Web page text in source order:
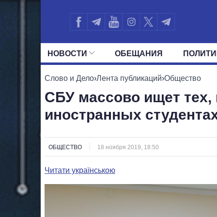
НОВОСТИ ОБЕЩАНИЯ
ВСЕ ПОЛИТИКИ ПРЕЗИДЕНТ И
Слово и Дело›Лента публикаций›Общество
СБУ массово ищет тех,
иностранных
ОБЩЕСТВО 18 ноября 2019, 18:50
Читати українською